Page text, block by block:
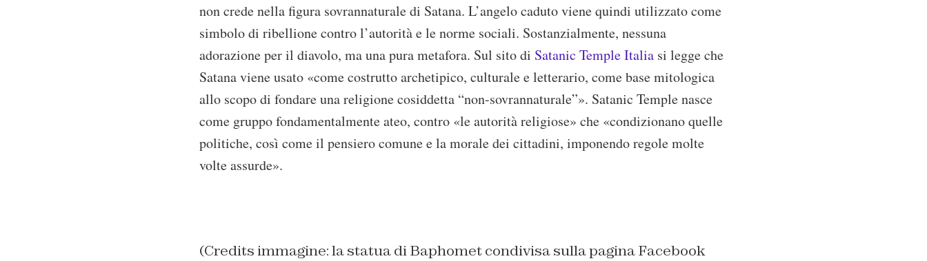
non crede nella figura sovrannaturale di Satana. L’angelo caduto viene quindi utilizzato come
simbolo di ribellione contro l’autorità e le norme sociali. Sostanzialmente, nessuna
adorazione per il diavolo, ma una pura metafora. Sul sito di Satanic Temple Italiasi legge che
Satana viene usato «come costrutto archetipico, culturale e letterario, come base mitologica
allo scopo di fondare una religione cosiddetta “non-sovrannaturale”». Satanic Temple nasce
come gruppo fondamentalmente ateo, contro «le autorità religiose» che «condizionano quelle
politiche, così come il pensiero comune e la morale dei cittadini, imponendo regole molte
volte assurde».
(Credits immagine: la statua di Baphomet condivisa sulla pagina Facebook